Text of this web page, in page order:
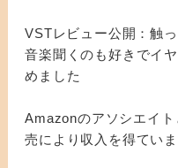
VSTレビュー公開：触
音楽聞くのも好きでイ
めました
Amazonのアソシエイ
売により収入を得ていま